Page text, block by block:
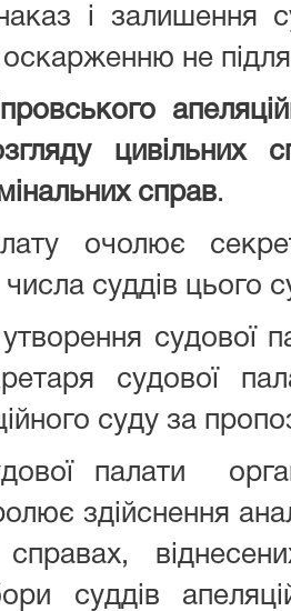
і залишення
не
а
цивільних
справ.
очолює
суддів цього
судової
судової
суду за
палати
здійснення
суддів